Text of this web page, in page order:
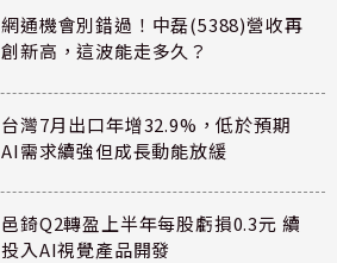
網通機會別錯過！中磊(5388)營收再
創新高，這波能走多久？
台灣7月出口年增32.9%，低於預期
AI需求續強但成長動能放緩
邑錡Q2轉盈上半年每股虧損0.3元 續
投入AI視覺產品開發